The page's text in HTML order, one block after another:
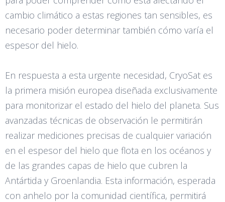
cambio climático a estas regiones tan sensibles, es
necesario poder determinar también cómo varía el
espesor del hielo.
En respuesta a esta urgente necesidad, CryoSat es
la primera misión europea diseñada exclusivamente
para monitorizar el estado del hielo del planeta. Sus
avanzadas técnicas de observación le permitirán
realizar mediciones precisas de cualquier variación
en el espesor del hielo que flota en los océanos y
de las grandes capas de hielo que cubren la
Antártida y Groenlandia. Esta información, esperada
con anhelo por la comunidad científica, permitirá